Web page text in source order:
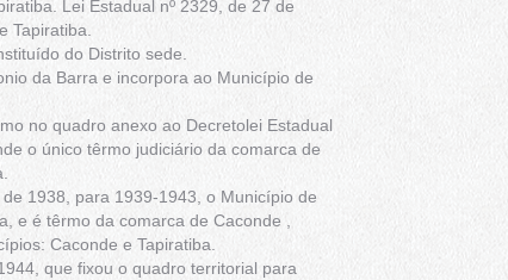
Lei Estadual nº 2329, de 27 de
Tapiratiba.
do Distrito sede.
da Barra e incorpora ao Município de
no quadro anexo ao Decreto­lei Estadual
o único têrmo judiciário da comarca de
1938, para 1939-1943, o Município de
e é têrmo da comarca de Caconde ,
Caconde e Tapiratiba.
que fixou o quadro territorial para